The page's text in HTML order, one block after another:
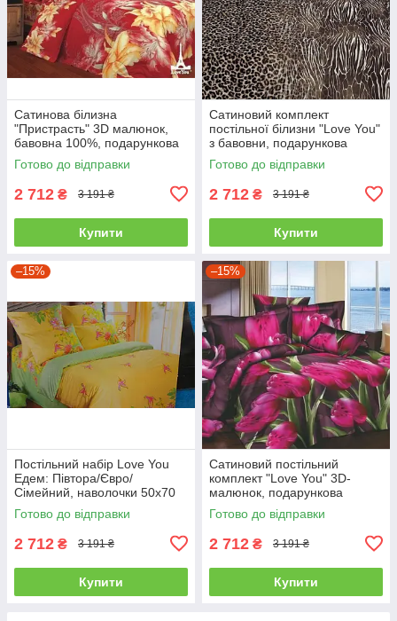
Сатинова білизна
"Пристрасть" 3D малюнок,
бавовна 100%, подарункова
упаковка полуторний
Готово до відправки
2 712 ₴ 3 191 ₴
Купити
Сатиновий комплект
постільної білизни "Love You"
з бавовни, подарункова
упаковка полуторний
Готово до відправки
2 712 ₴ 3 191 ₴
Купити
–15%
Постільний набір Love You
Едем: Півтора/Євро/
Сімейний, наволочки 50x70
полуторний
Готово до відправки
2 712 ₴ 3 191 ₴
Купити
–15%
Сатиновий постільний
комплект "Love You" 3D-
малюнок, подарункова
упаковка полуторний
Готово до відправки
2 712 ₴ 3 191 ₴
Купити